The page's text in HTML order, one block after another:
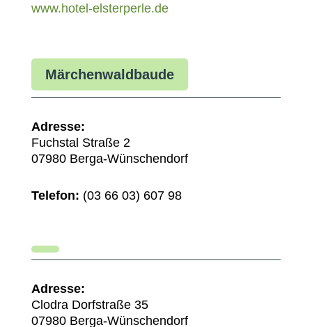
www.hotel-elsterperle.de
Märchenwaldbaude
Adresse:
Fuchstal Straße 2
07980 Berga-Wünschendorf
Telefon: (03 66 03) 607 98
Adresse:
Clodra Dorfstraße 35
07980 Berga-Wünschendorf